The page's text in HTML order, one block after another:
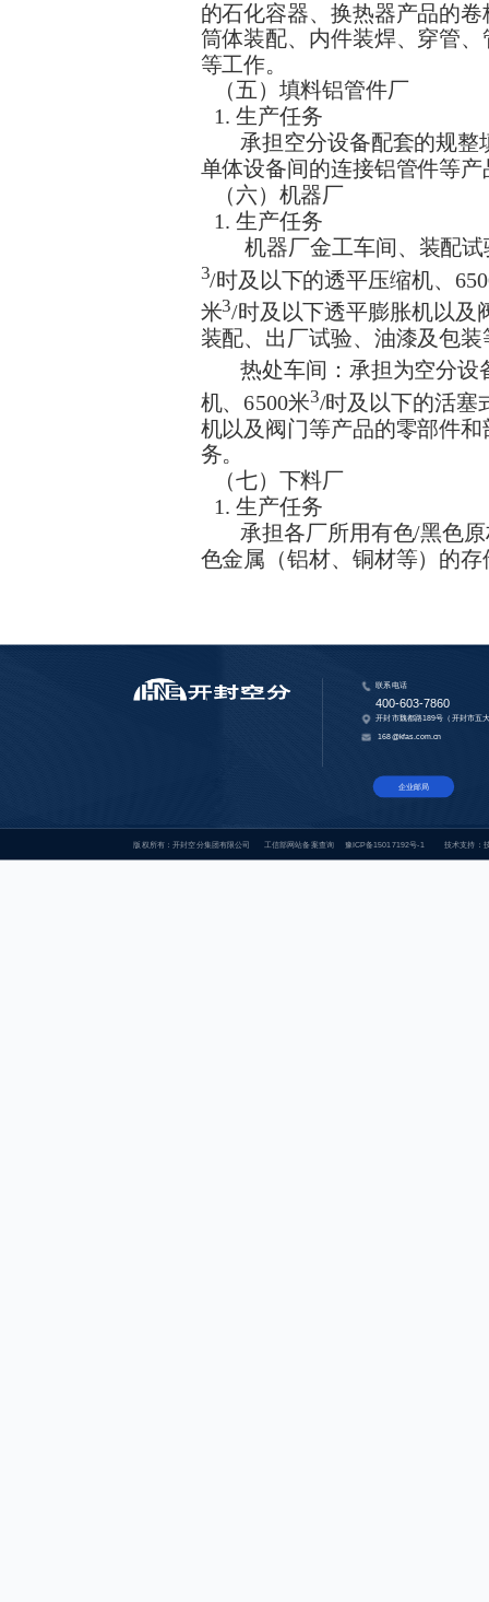
的石化容器、换热器产品的
筒体装配、内件装焊、穿管
等工作。
（五）填料铝管件厂
1. 生产任务
承担空分设备配套的规
单体设备间的连接铝管件等产
（六）机器厂
1. 生产任务
机器厂金工车间、装配
3/时及以下的透平压缩机、
米3/时及以下透平膨胀机以及
装配、出厂试验、油漆及包装
热处车间：承担为空分设
机、6500米3/时及以下的活塞
机以及阀门等产品的零部件
务。
（七）下料厂
1. 生产任务
承担各厂所用有色/黑色
色金属（铝材、铜材等）的
联系电话
400-603-7860
开封市魏都路189号（开封市五
168@kfas.com.cn
企业邮局
版权所有：开封空分集团有限公司 工信部网站备案查询豫ICP备15017192号-1 技术支持：